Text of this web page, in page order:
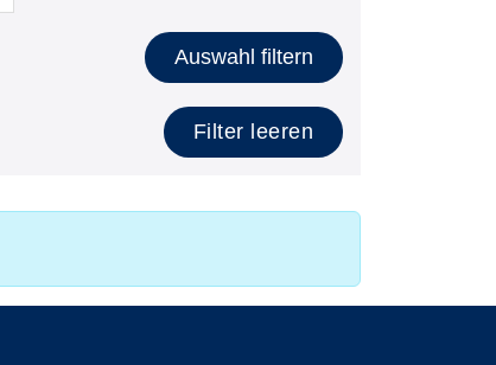
Auswahl filtern
Filter leeren